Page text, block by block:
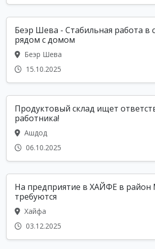
Беэр Шева - Стабильная работа в
рядом с домом
Беэр Шева
15.10.2025
Продуктовый склад ищет
работника!
Ашдод
06.10.2025
На предприятие в ХАЙФЕ в
требуются
Хайфа
03.12.2025